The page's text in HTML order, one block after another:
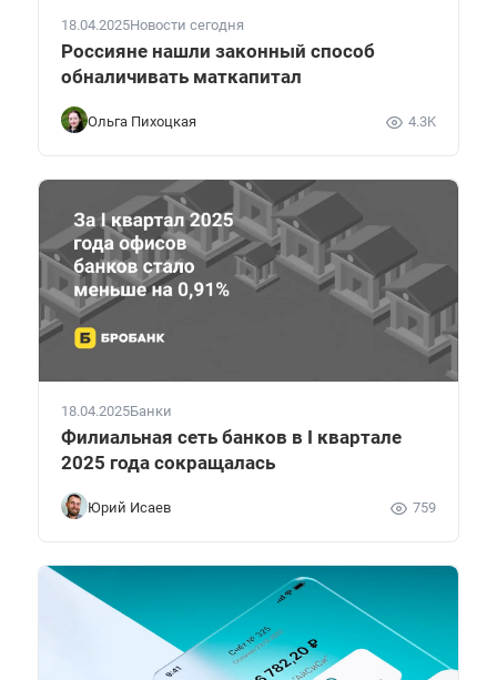
18.04.2025Новости сегодня
Россияне нашли законный способ
обналичивать маткапитал
Ольга Пихоцкая 4.3K
18.04.2025Банки
Филиальная сеть банков в I квартале
2025 года сокращалась
Юрий Исаев 759